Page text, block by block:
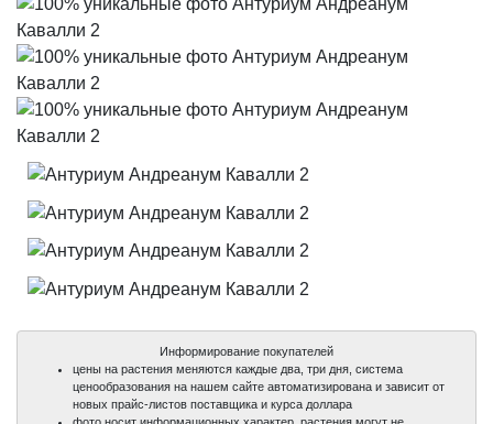
Информирование покупателей
цены на растения меняются каждые два, три дня, система
ценообразования на нашем сайте автоматизирована и зависит от
новых прайс-листов поставщика и курса доллара